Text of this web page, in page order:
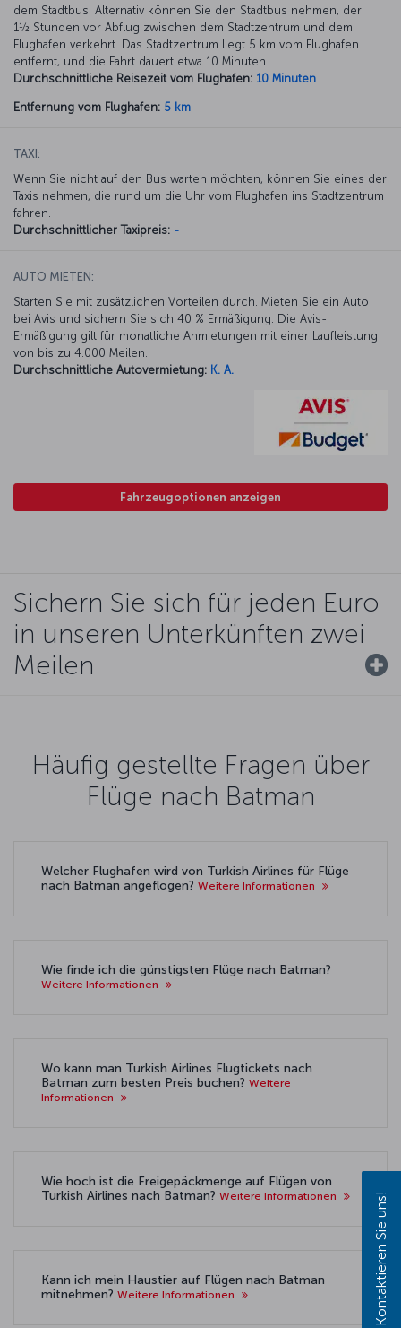
dem Stadtbus. Alternativ können Sie den Stadtbus nehmen, der
1½ Stunden vor Abflug zwischen dem Stadtzentrum und dem
Flughafen verkehrt. Das Stadtzentrum liegt 5 km vom Flughafen
entfernt, und die Fahrt dauert etwa 10 Minuten.
Durchschnittliche Reisezeit vom Flughafen: 10 Minuten
Entfernung vom Flughafen: 5 km
TAXI:
Wenn Sie nicht auf den Bus warten möchten, können Sie eines der
Taxis nehmen, die rund um die Uhr vom Flughafen ins Stadtzentrum
fahren.
Durchschnittlicher Taxipreis: -
AUTO MIETEN:
Starten Sie mit zusätzlichen Vorteilen durch. Mieten Sie ein Auto
bei Avis und sichern Sie sich 40 % Ermäßigung. Die Avis-
Ermäßigung gilt für monatliche Anmietungen mit einer Laufleistung
von bis zu 4.000 Meilen.
Durchschnittliche Autovermietung: K. A.
Fahrzeugoptionen anzeigen
Sichern Sie sich für jeden Euro
in unseren Unterkünften zwei
Meilen
Häufig gestellte Fragen über
Flüge nach Batman
Welcher Flughafen wird von Turkish Airlines für Flüge
nach Batman angeflogen? Weitere Informationen
Wie finde ich die günstigsten Flüge nach Batman?
Weitere Informationen
Wo kann man Turkish Airlines Flugtickets nach
Batman zum besten Preis buchen? Weitere
Informationen
Wie hoch ist die Freigepäckmenge auf Flügen von
Turkish Airlines nach Batman? Weitere Informationen
Kann ich mein Haustier auf Flügen nach Batman
mitnehmen? Weitere Informationen Kontaktieren Sie uns!